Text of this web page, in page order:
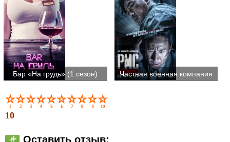
Бар «На грудь» (1 сезон) Частная военная компания
10
Оставить отзыв: